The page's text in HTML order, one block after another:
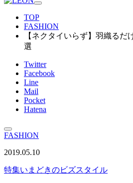
TOP
FASHION
【ネクタイいらず】羽織るだ
選
Twitter
Facebook
Line
Mail
Pocket
Hatena
FASHION
2019.05.10
特集いまどきのビズスタイル